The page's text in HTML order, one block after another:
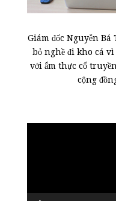
Giám đốc Nguyễn Bá
bỏ nghề đi kho cá
với ẩm thực cổ
cộng